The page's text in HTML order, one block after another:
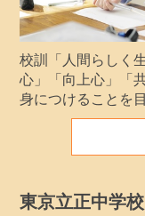
校訓「人間らしく
心」「向上心」「
身につけることを
東京立正中学校